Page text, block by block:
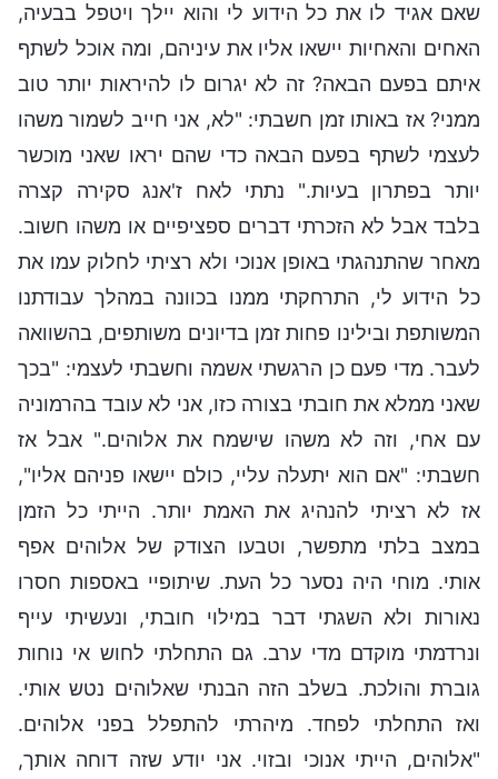
שאם אגיד לו את כל הידוע לי והוא יילך ויטפל בבעיה,
האחים והאחיות יישאו אליו את עיניהם, ומה אוכל לשתף
איתם בפעם הבאה? זה לא יגרום לו להיראות יותר טוב
ממני? אז באותו זמן חשבתי: "לא, אני חייב לשמור משהו
לעצמי לשתף בפעם הבאה כדי שהם יראו שאני מוכשר
יותר בפתרון בעיות." נתתי לאח ז'אנג סקירה קצרה
בלבד אבל לא הזכרתי דברים ספציפיים או משהו חשוב.
מאחר שהתנהגתי באופן אנוכי ולא רציתי לחלוק עמו את
כל הידוע לי, התרחקתי ממנו בכוונה במהלך עבודתנו
המשותפת ובילינו פחות זמן בדיונים משותפים, בהשוואה
לעבר. מדי פעם כן הרגשתי אשמה וחשבתי לעצמי: "בכך
שאני ממלא את חובתי בצורה כזו, אני לא עובד בהרמוניה
עם אחי, וזה לא משהו שישמח את אלוהים." אבל אז
חשבתי: "אם הוא יתעלה עליי, כולם יישאו פניהם אליו",
אז לא רציתי להנהיג את האמת יותר. הייתי כל הזמן
במצב בלתי מתפשר, וטבעו הצודק של אלוהים אפף
אותי. מוחי היה נסער כל העת. שיתופיי באספות חסרו
נאורות ולא השגתי דבר במילוי חובתי, ונעשיתי עייף
ונרדמתי מוקדם מדי ערב. גם התחלתי לחוש אי נוחות
גוברת והולכת. בשלב הזה הבנתי שאלוהים נטש אותי.
ואז התחלתי לפחד. מיהרתי להתפלל בפני אלוהים.
"אלוהים, הייתי אנוכי ובזוי. אני יודע שזה דוחה אותך,